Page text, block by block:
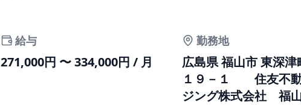
給与
271,000円 〜 334,000円 / 月
勤務地
広島県 福山市 東深津
１９－１ 住友不動
ジング株式会社 福